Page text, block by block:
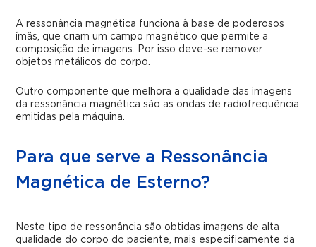
A ressonância magnética funciona à base de poderosos
ímãs, que criam um campo magnético que permite a
composição de imagens. Por isso deve-se remover
objetos metálicos do corpo.
Outro componente que melhora a qualidade das imagens
da ressonância magnética são as ondas de radiofrequência
emitidas pela máquina.
Para que serve a Ressonância
Magnética de Esterno?
Neste tipo de ressonância são obtidas imagens de alta
qualidade do corpo do paciente, mais especificamente da